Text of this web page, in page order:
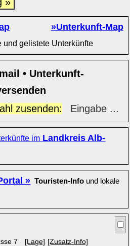
»Unterkunft-Map
und gelistete Unterkünfte
• Unterkunft-
zusenden:
Eingabe ...
im Landkreis Alb-
» Touristen-Info und lokale
7 [Lage] [Zusatz-Info]